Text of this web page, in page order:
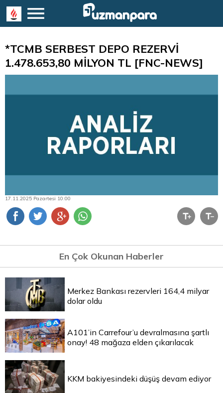
*TCMB SERBEST DEPO REZERVİ
1.478.653,80 MİLYON TL [FNC-NEWS]
17.11.2025 Pazartesi 10:00
En Çok Okunan Haberler
Merkez Bankası rezervleri 164,4 milyar
dolar oldu
A101’in Carrefour’u devralmasına şartlı
onay! 48 mağaza elden çıkarılacak
KKM bakiyesindeki düşüş devam ediyor